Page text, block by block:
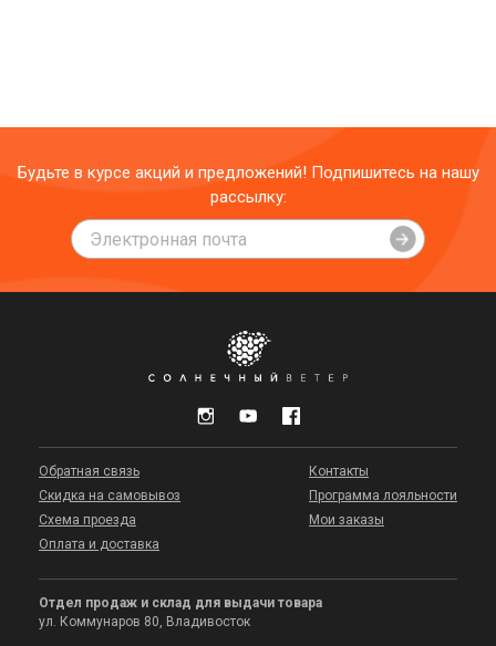
Будьте в курсе акций и предложений! Подпишитесь на нашу
рассылку:
Обратная связь
Скидка на самовывоз
Схема проезда
Оплата и доставка
Контакты
Программа лояльности
Мои заказы
Отдел продаж и склад для выдачи товара
ул. Коммунаров 80, Владивосток